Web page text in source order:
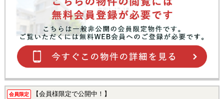
会員限定 【会員様限定で公開中！】